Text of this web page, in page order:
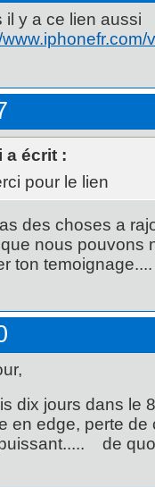
il y a ce lien aussi
a écrit :
pour le lien
des choses a
nous pouvons
ton temoignage....
dix jours dans le
en edge, perte
de